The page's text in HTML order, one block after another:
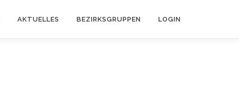
AKTUELLES BEZIRKSGRUPPEN LOGIN